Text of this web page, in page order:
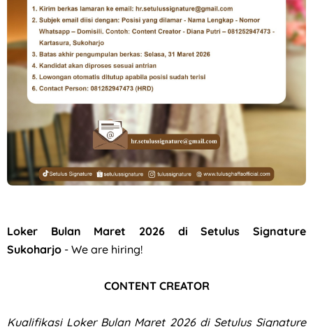
Loker Bulan Maret 2026 di Setulus Signature
Sukoharjo - We are hiring!
CONTENT CREATOR
Kualifikasi Loker Bulan Maret 2026 di Setulus Signature